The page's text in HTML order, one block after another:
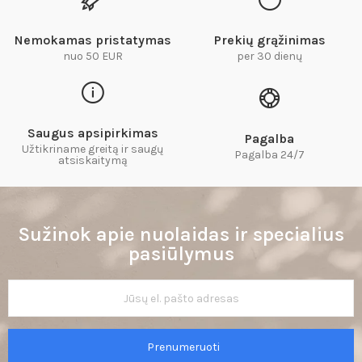
Nemokamas pristatymas
nuo 50 EUR
Prekių grąžinimas
per 30 dienų
Saugus apsipirkimas
Užtikriname greitą ir saugų
atsiskaitymą​
Pagalba
Pagalba 24/7
Sužinok apie nuolaidas ir specialius
pasiūlymus
Prenumeruoti